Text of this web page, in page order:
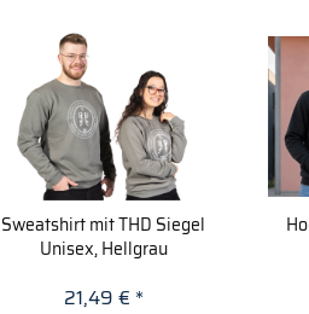
Sweatshirt mit THD Siegel
Unisex, Hellgrau
21,49 € *